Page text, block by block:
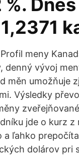
%.
meny
denný vývoj
měn umožňuje
Výsledky
jde o kurz z
a ľahko
dolárov pri